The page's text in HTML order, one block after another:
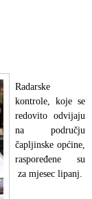
Radarske
kontrole, koje se
redovito odvijaju
na području
čapljinske općine,
raspoređene su
za mjesec lipanj.